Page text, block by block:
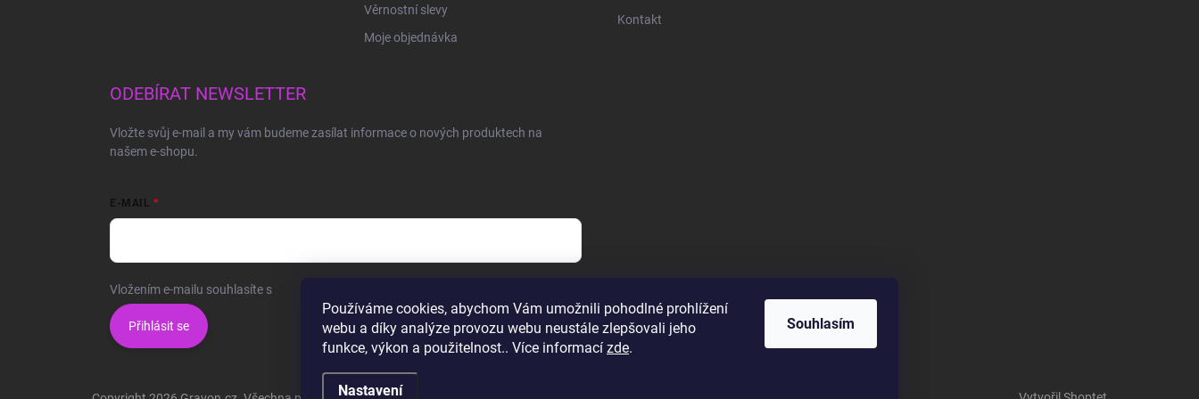
Používáme cookies, abychom Vám umožnili pohodlné prohlížení
webu a díky analýze provozu webu neustále zlepšovali jeho
funkce, výkon a použitelnost.. Více informací zde.
Nastavení
Souhlasím
Věrnostní slevy
Moje objednávka
Kontakt
ODEBÍRAT NEWSLETTER
Vložte svůj e-mail a my vám budeme zasílat informace o nových produktech na
našem e-shopu.
E-MAIL
Vložením e-mailu souhlasíte s
Přihlásit se